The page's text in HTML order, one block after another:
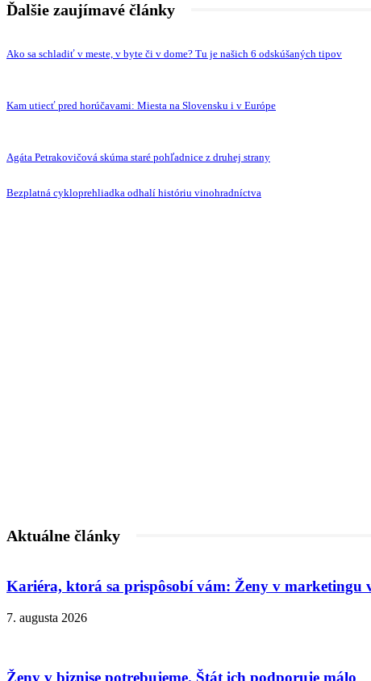
Ďalšie zaujímavé články
Ako sa schladiť v meste, v byte či v dome? Tu je našich 6 odskúšaných tipov
Kam utiecť pred horúčavami: Miesta na Slovensku i v Európe
Agáta Petrakovičová skúma staré pohľadnice z druhej strany
Bezplatná cykloprehliadka odhalí históriu vinohradníctva
Aktuálne články
Kariéra, ktorá sa prispôsobí vám: Ženy v
7. augusta 2026
Ženy v biznise potrebujeme. Štát ich podporuje málo